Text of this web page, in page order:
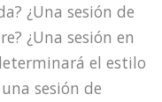
¿Una sesión de
¿Una sesión en
el estilo
sesión de